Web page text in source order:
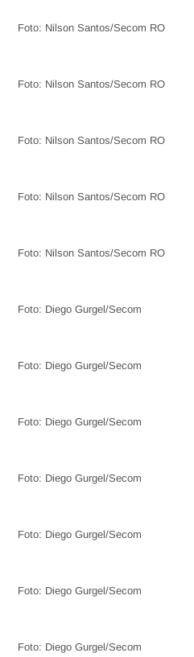
Foto: Nilson Santos/Secom RO
Foto: Nilson Santos/Secom RO
Foto: Nilson Santos/Secom RO
Foto: Nilson Santos/Secom RO
Foto: Nilson Santos/Secom RO
Foto: Diego Gurgel/Secom
Foto: Diego Gurgel/Secom
Foto: Diego Gurgel/Secom
Foto: Diego Gurgel/Secom
Foto: Diego Gurgel/Secom
Foto: Diego Gurgel/Secom
Foto: Diego Gurgel/Secom